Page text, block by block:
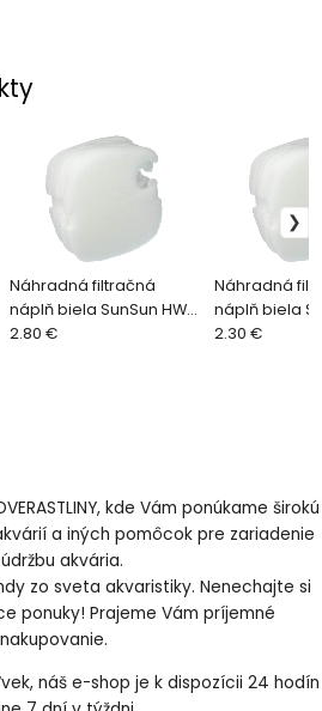
Náhradná filtračná
náplň biela SunSun HW-
3000 WHITE - 1ks
2.80 €
Náhradná
náplň biela
303 WHITE -
2.30 €
kde Vám ponúkame širokú
a iných pomôcok pre zariadenie
akvária.
zo sveta akvaristiky. Nenechajte si
ponuky! Prajeme Vám príjemné
nakupovanie.
náš e-shop je k dispozícii 24 hodín